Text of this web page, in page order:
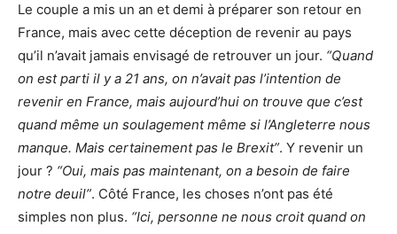
Le couple a mis un an et demi à préparer son retour en
France, mais avec cette déception de revenir au pays
qu’il n’avait jamais envisagé de retrouver un jour. “Quand
on est parti il y a 21 ans, on n’avait pas l’intention de
revenir en France, mais aujourd’hui on trouve que c’est
quand même un soulagement même si l’Angleterre nous
manque. Mais certainement pas le Brexit”. Y revenir un
jour ? “Oui, mais pas maintenant, on a besoin de faire
notre deuil”. Côté France, les choses n’ont pas été
simples non plus. “Ici, personne ne nous croit quand on